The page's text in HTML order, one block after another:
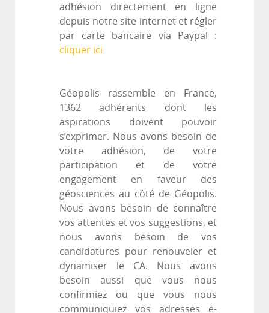
adhésion directement en ligne
depuis notre site internet et régler
par carte bancaire via Paypal :
cliquer ici
Géopolis rassemble en France,
1362 adhérents dont les
aspirations doivent pouvoir
s’exprimer. Nous avons besoin de
votre adhésion, de votre
participation et de votre
engagement en faveur des
géosciences au côté de Géopolis.
Nous avons besoin de connaître
vos attentes et vos suggestions, et
nous avons besoin de vos
candidatures pour renouveler et
dynamiser le CA. Nous avons
besoin aussi que vous nous
confirmiez ou que vous nous
communiquiez vos adresses e-